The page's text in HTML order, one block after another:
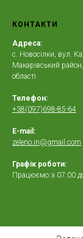
КОНТАКТИ
Адреса:
с. Новосілки, вул.
Макарівський
області
Телефон:
+38(097)698-85-64
E-mail:
zeleno.in@gmail.com
Графік роботи:
Працюємо з 07:00